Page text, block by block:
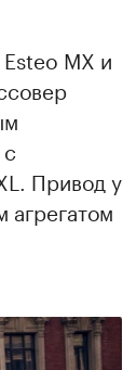
MX и
Привод у
агрегатом